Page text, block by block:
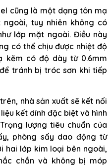
cũng là một dạng tôn mạ
tuy nhiên không có
lớp mặt ngoài. Điều này
có thể chịu được nhiệt độ
kẽm có độ dày từ 0.6mm
tránh bị tróc sơn khi tiếp
nhà sản xuất sẽ kết nối
kết dính đặc biệt và hình
lượng tiêu chuẩn của
phòng sấy dao động từ
hai lớp kim loại bên ngoài,
chắn và không bị móp